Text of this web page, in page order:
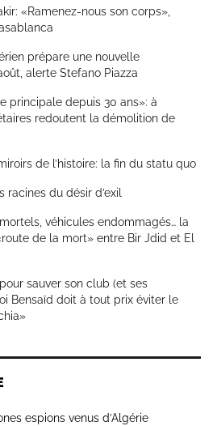
«Ramenez-nous son corps»,
prépare une nouvelle
alerte Stefano Piazza
principale depuis 30 ans»: à
redoutent la démolition de
de l’histoire: la fin du statu quo
du désir d’exil
véhicules endommagés… la
de la mort» entre Bir Jdid et El
sauver son club (et ses
Bensaïd doit à tout prix éviter le
espions venus d’Algérie